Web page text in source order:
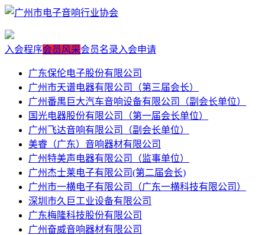
入会程序会员风采会员名录 入会申请
广东保伦电子股份有限公司
广州市天谱电器有限公司（第三届会长）
广州番禺巨大汽车音响设备有限公司（副会长单位）
国光电器股份有限公司（第一届会长单位）
广州飞达音响有限公司（副会长单位）
美睿（广东）音响器材有限公司
广州特美声电器有限公司（监事单位）
广州杰士莱电子有限公司(第二届会长)
广州市一横电子有限公司（广东一横科技有限公司）
深圳市久巨工业设备有限公司
广东梅隆科技股份有限公司
广州奋威音响器材有限公司